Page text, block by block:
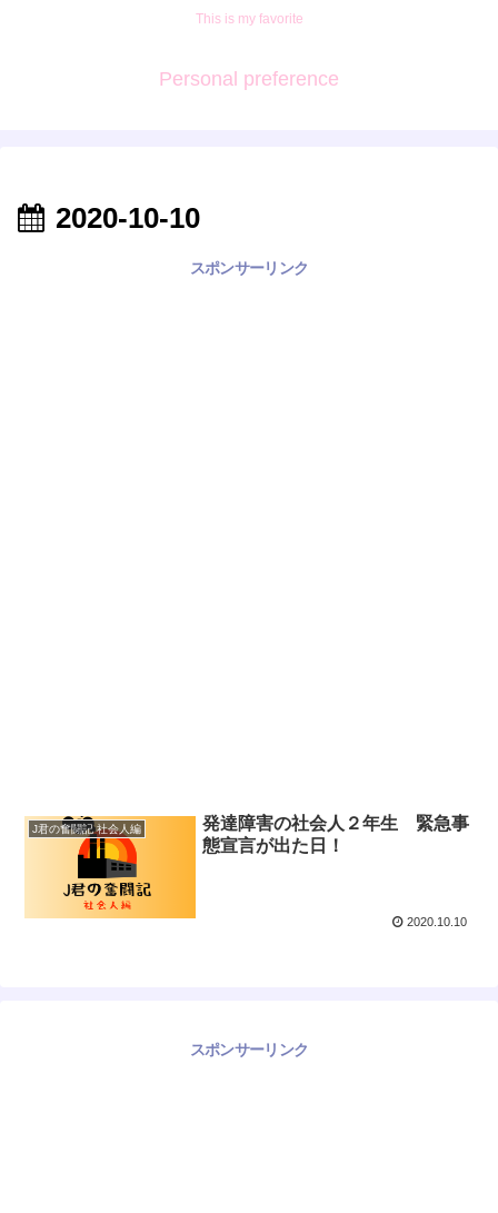
This is my favorite
Personal preference
2020-10-10
スポンサーリンク
J君の奮闘記 社会人編
発達障害の社会人２年生 緊急事
態宣言が出た日！
2020.10.10
スポンサーリンク